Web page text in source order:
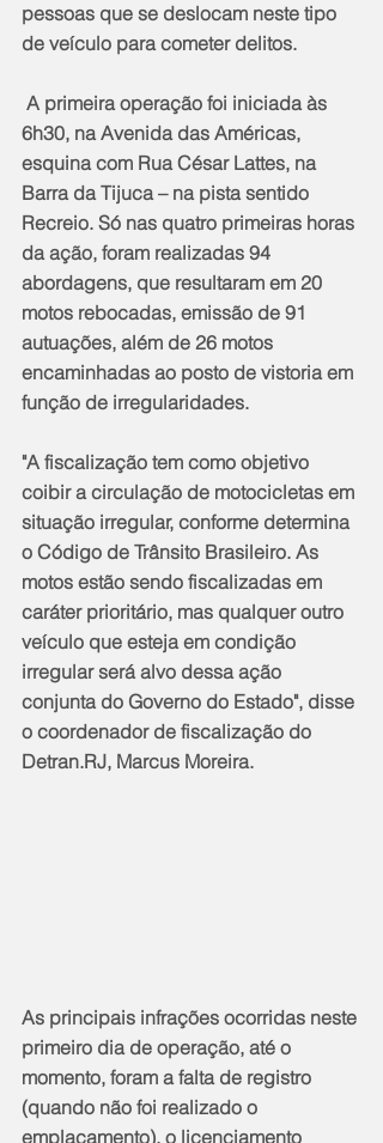
pessoas que se deslocam neste tipo
de veículo para cometer delitos.
6h30, na Avenida das Américas,
esquina com Rua César Lattes, na
Barra da Tijuca – na pista sentido
Recreio. Só nas quatro primeiras horas
da ação, foram realizadas 94
abordagens, que resultaram em 20
motos rebocadas, emissão de 91
autuações, além de 26 motos
encaminhadas ao posto de vistoria em
função de irregularidades.
"A fiscalização tem como objetivo
coibir a circulação de motocicletas em
situação irregular, conforme determina
o Código de Trânsito Brasileiro. As
motos estão sendo fiscalizadas em
caráter prioritário, mas qualquer outro
veículo que esteja em condição
irregular será alvo dessa ação
conjunta do Governo do Estado", disse
o coordenador de fiscalização do
Detran.RJ, Marcus Moreira.
As principais infrações ocorridas neste
primeiro dia de operação, até o
momento, foram a falta de registro
(quando não foi realizado o
emplacamento), o licenciamento